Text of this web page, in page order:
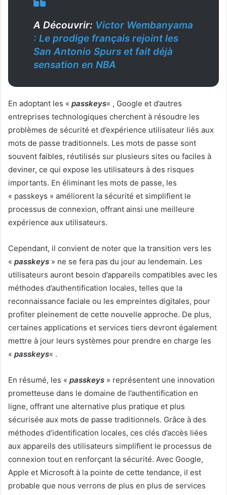
A Découvrir: Victor Wembanyama
: Le prodige français rejoint les
San Antonio Spurs et fait déjà
sensation en NBA
En adoptant les « passkeys« , Google et d’autres
entreprises technologiques cherchent à résoudre les
problèmes de sécurité et d’expérience utilisateur liés aux
mots de passe traditionnels. Les mots de passe sont
souvent faibles, réutilisés sur plusieurs sites ou faciles à
deviner, ce qui expose les utilisateurs à des risques
importants. En éliminant les mots de passe, les
« passkeys » améliorent la sécurité et simplifient le
processus de connexion, offrant ainsi une meilleure
expérience aux utilisateurs.
Cependant, il convient de noter que la transition vers les
« passkeys » ne se fera pas du jour au lendemain. Les
utilisateurs auront besoin d’appareils compatibles avec les
méthodes d’authentification locales, telles que la
reconnaissance faciale ou les empreintes digitales, pour
profiter pleinement de cette nouvelle approche. De plus,
certaines applications et services tiers devront également
mettre à jour leurs systèmes pour prendre en charge les
« passkeys« .
En résumé, les « passkeys » représentent une innovation
prometteuse dans le domaine de l’authentification en
ligne, offrant une alternative plus pratique et plus
sécurisée aux mots de passe traditionnels. Grâce à des
méthodes d’identification locales, ces clés d’accès liées
aux appareils des utilisateurs simplifient le processus de
connexion tout en renforçant la sécurité. Avec Google,
Apple et Microsoft à la pointe de cette tendance, il est
probable que nous verrons de plus en plus de services